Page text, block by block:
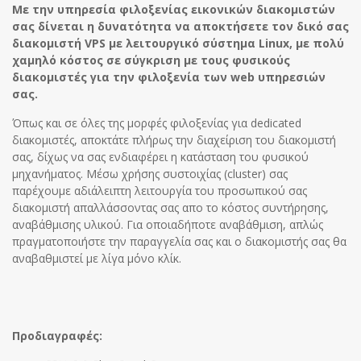
Με την υπηρεσία φιλοξενίας εικονικών διακομιστών
σας δίνεται η δυνατότητα να αποκτήσετε τον δικό σας
διακομιστή VPS με λειτουργικό σύστημα Linux, με πολύ
χαμηλό κόστος σε σύγκριση με τους φυσικούς
διακομιστές για την φιλοξενία των web υπηρεσιών
σας.
Όπως και σε όλες της μορφές φιλοξενίας για dedicated
διακομιστές, αποκτάτε πλήρως την διαχείριση του διακομιστή
σας, δίχως να σας ενδιαφέρει η κατάσταση του φυσικού
μηχανήματος. Μέσω χρήσης συστοιχίας (cluster) σας
παρέχουμε αδιάλειπτη λειτουργία του προσωπικού σας
διακομιστή απαλλάσσοντας σας απο το κόστος συντήρησης,
αναβάθμισης υλικού. Για οποιαδήποτε αναβάθμιση, απλώς
πραγματοποιήστε την παραγγελία σας και ο διακομιστής σας θα
αναβαθμιστεί με λίγα μόνο κλίκ.
Προδιαγραφές: